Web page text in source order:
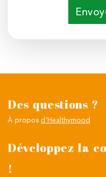
Des questions ?
À propos d'Healthymood
Développez la
!